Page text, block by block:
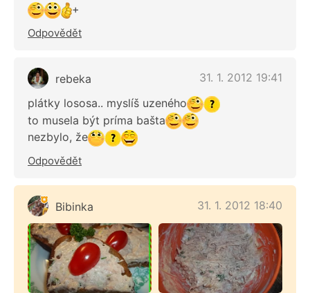
+
Odpovědět
rebeka
31. 1. 2012 19:41
plátky lososa.. myslíš uzeného
to musela být príma bašta
nezbylo, že
Odpovědět
Bibinka 31. 1. 2012 18:40